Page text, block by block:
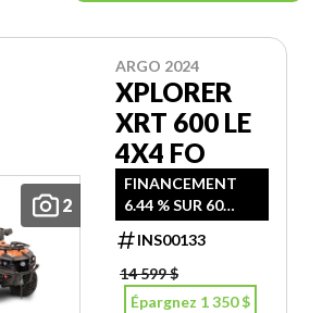
2
ARGO 2024
XPLORER
XRT 600 LE
4X4 FO
FINANCEMENT
6.44 % SUR 60
MOIS JUSQU'AU
30 JUIN 2026
INS00133
14 599 $
Épargnez 1 350 $